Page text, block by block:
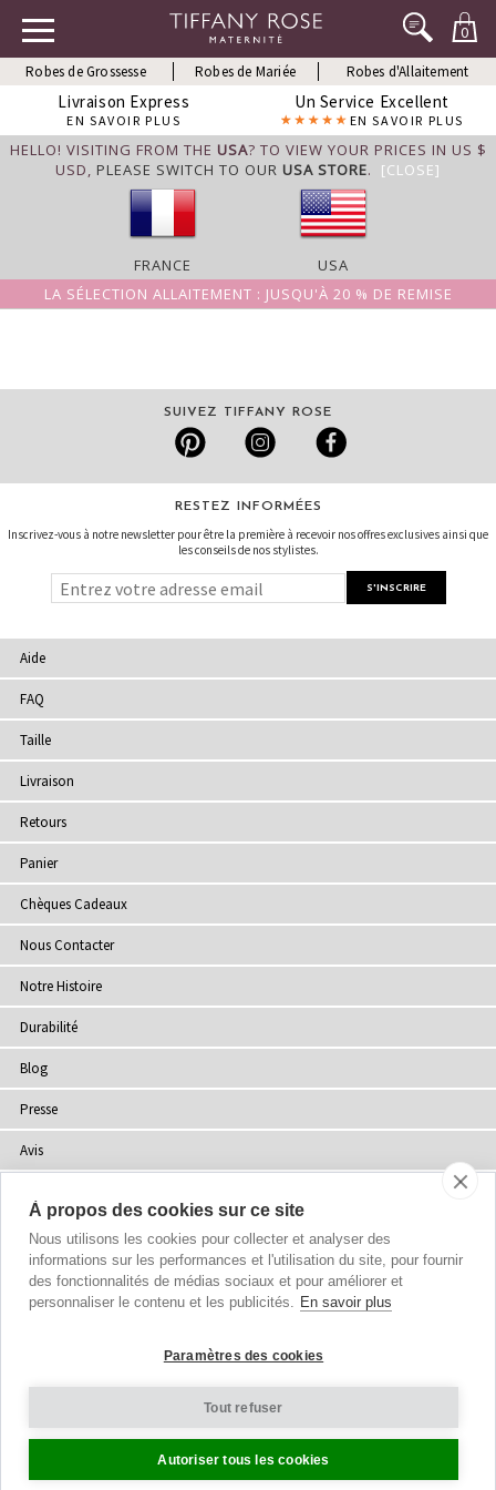
0
Robes de Grossesse Robes de Mariée Robes d'Allaitement
Livraison Express
EN SAVOIR PLUS
Un Service Excellent
EN SAVOIR PLUS
HELLO! VISITING FROM THE USA? TO VIEW YOUR PRICES IN US $
USD, PLEASE SWITCH TO OUR USA STORE. [CLOSE]
FRANCE
USA
LA SÉLECTION ALLAITEMENT : JUSQU'À 20 % DE REMISE
SUIVEZ TIFFANY ROSE
RESTEZ INFORMÉES
Inscrivez-vous à notre newsletter pour être la première à recevoir nos offres exclusives ainsi que
les conseils de nos stylistes.
Aide
FAQ
Taille
Livraison
Retours
Panier
Chèques Cadeaux
Nous Contacter
Notre Histoire
Durabilité
Blog
Presse
Avis
Plan du site
© 2002-2026 Tiffany Rose Ltd. Tous droits réservés.
Paramètres des Cookies
À propos des cookies sur ce site
Nous utilisons les cookies pour collecter et analyser des
informations sur les performances et l'utilisation du site, pour fournir
des fonctionnalités de médias sociaux et pour améliorer et
personnaliser le contenu et les publicités. En savoir plus
Paramètres des cookies
Tout refuser
Autoriser tous les cookies